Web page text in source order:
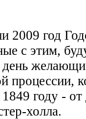
2009 год
с этим,
процессии,
году - от
холла.